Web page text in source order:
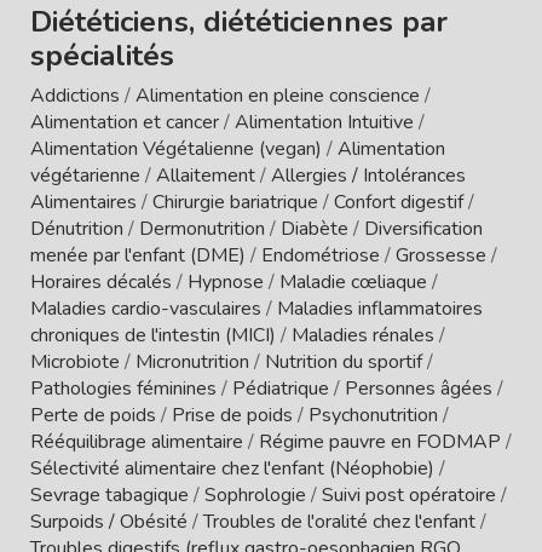
Diététiciens, diététiciennes par
spécialités
Addictions /Alimentation en pleine conscience /
Alimentation et cancer/Alimentation Intuitive /
Alimentation Végétalienne (vegan) /Alimentation
végétarienne /Allaitement/Allergies / Intolérances
Alimentaires /Chirurgie bariatrique /Confort digestif/
Dénutrition / Dermonutrition / Diabète / Diversification
menée par l'enfant (DME) / Endométriose /Grossesse /
Horaires décalés / Hypnose / Maladie cœliaque /
Maladies cardio-vasculaires / Maladies inflammatoires
chroniques de l'intestin (MICI) / Maladies rénales /
Microbiote / Micronutrition / Nutrition du sportif/
Pathologies féminines / Pédiatrique / Personnes âgées /
Perte de poids / Prise de poids / Psychonutrition /
Rééquilibrage alimentaire / Régime pauvre en FODMAP /
Sélectivité alimentaire chez l'enfant (Néophobie) /
Sevrage tabagique /Sophrologie /Suivi post opératoire /
Surpoids / Obésité /Troubles de l'oralité chez l'enfant/